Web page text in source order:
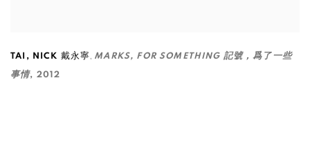
TAI , NICK 戴永寧 MARKS, FOR SOMETHING 記號，爲了一些
事情, 2012